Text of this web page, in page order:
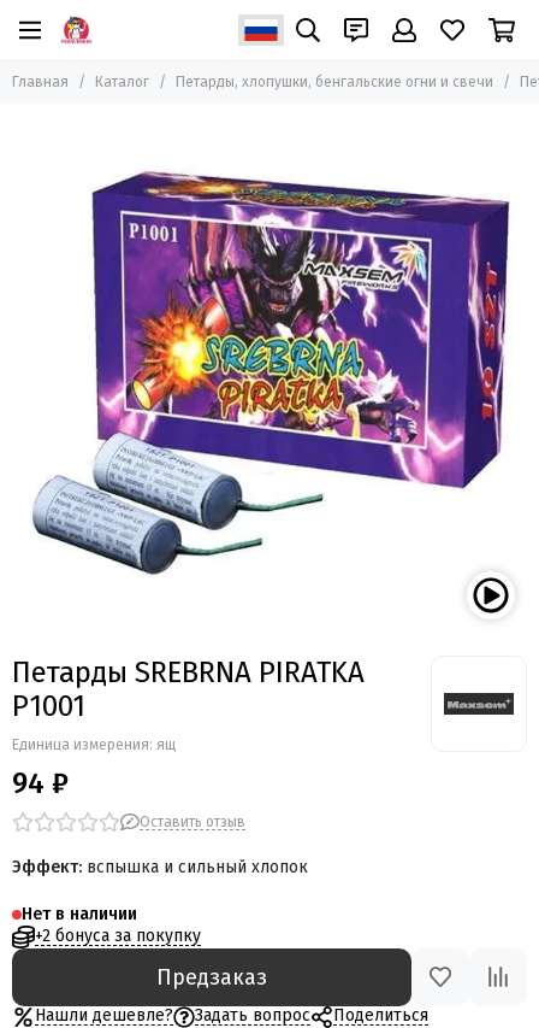
Петарды, хлопушки, бенгальские огни и свечи
Пневмохлопушки
Хлопушки пиротехнические
Главная Каталог Петарды, хлопушки, бенгальские огни и свечи
Петарды SREBRNA PIRATKA
P1001
Единица измерения: ящ
94 ₽
Оставить отзыв
Эффект: вспышка и сильный хлопок
Нет в наличии
+2 бонуса за покупку
Предзаказ
Нашли дешевле? Задать вопрос Поделиться